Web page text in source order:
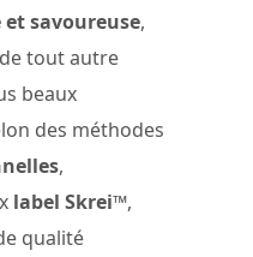
savoureuse,
tout autre
beaux
des méthodes
,
label Skrei™,
qualité